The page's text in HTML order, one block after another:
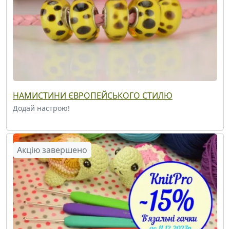
НАМИСТИНИ ЄВРОПЕЙСЬКОГО СТИЛЮ
Додай настрою!
Акцію завершено